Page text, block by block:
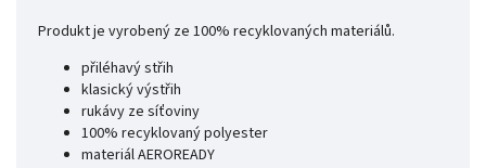
Produkt je vyrobený ze 100% recyklovaných materiálů.
přiléhavý střih
klasický výstřih
rukávy ze síťoviny
100% recyklovaný polyester
materiál AEROREADY